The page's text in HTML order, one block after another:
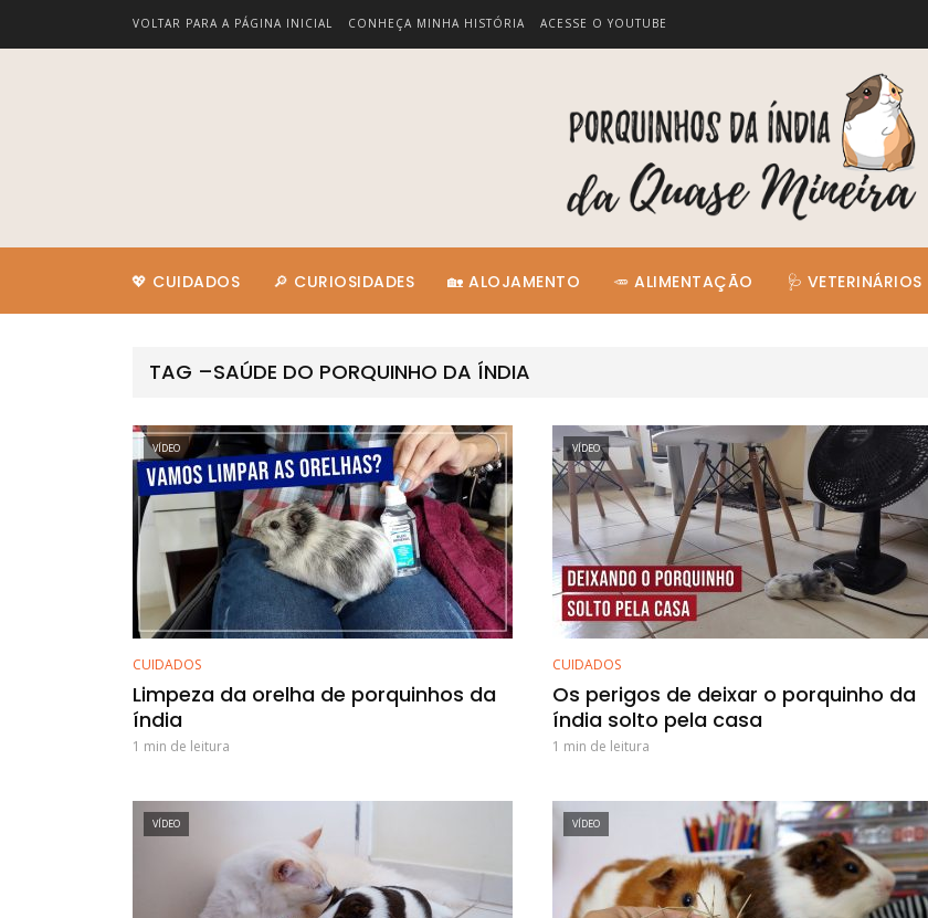
VOLTAR PARA A PÁGINA INICIAL CONHEÇA MINHA HISTÓRIA ACESSE O YOUTUBE
💖 CUIDADOS 🔎 CURIOSIDADES 🏡 ALOJAMENTO 🥕 ALIMENTAÇÃO 🩺 VETERINÁRIOS
TAG –SAÚDE DO PORQUINHO DA ÍNDIA
VÍDEO
CUIDADOS
Limpeza da orelha de porquinhos da
índia
1 min de leitura
VÍDEO
CUIDADOS
Os perigos de deixar o porquinho da
índia solto pela casa
1 min de leitura
VÍDEO VÍDEO